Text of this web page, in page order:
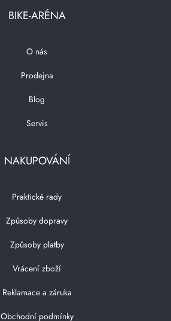
BIKE-ARÉNA
O nás
Prodejna
Blog
Servis
NAKUPOVÁNÍ
Praktické rady
Způsoby dopravy
Způsoby platby
Vrácení zboží
Reklamace a záruka
Obchodní podmínky